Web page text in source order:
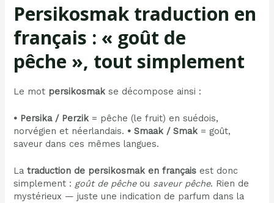
Persikosmak traduction en
français : « goût de
pêche », tout simplement
Le mot persikosmak se décompose ainsi :
• Persika / Perzik = pêche (le fruit) en suédois,
norvégien et néerlandais. • Smaak / Smak = goût,
saveur dans ces mêmes langues.
Latraduction de persikosmak en français est donc
simplement : goût de pêcheou saveur pêche. Rien de
mystérieux — juste une indication de parfum dans la